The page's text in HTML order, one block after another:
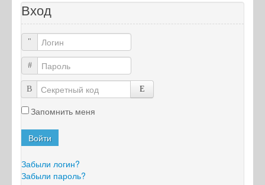
Вход
Логин
Пароль
Секретный код
Запомнить меня
Войти
Забыли логин?
Забыли пароль?